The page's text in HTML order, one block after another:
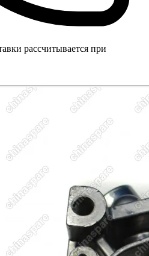
рассчитывается при